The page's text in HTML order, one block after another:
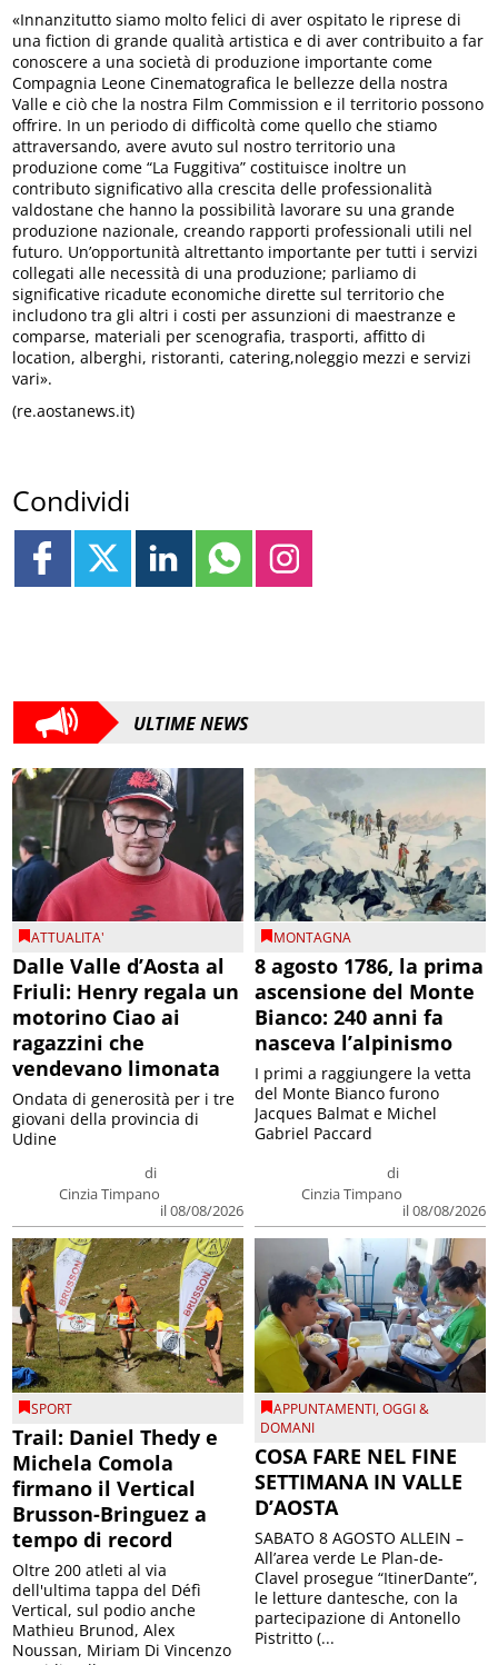
«Innanzitutto siamo molto felici di aver ospitato le riprese di
una fiction di grande qualità artistica e di aver contribuito a far
conoscere a una società di produzione importante come
Compagnia Leone Cinematografica le bellezze della nostra
Valle e ciò che la nostra Film Commission e il territorio possono
offrire. In un periodo di difficoltà come quello che stiamo
attraversando, avere avuto sul nostro territorio una
produzione come “La Fuggitiva” costituisce inoltre un
contributo significativo alla crescita delle professionalità
valdostane che hanno la possibilità lavorare su una grande
produzione nazionale, creando rapporti professionali utili nel
futuro. Un’opportunità altrettanto importante per tutti i servizi
collegati alle necessità di una produzione; parliamo di
significative ricadute economiche dirette sul territorio che
includono tra gli altri i costi per assunzioni di maestranze e
comparse, materiali per scenografia, trasporti, affitto di
location, alberghi, ristoranti, catering,noleggio mezzi e servizi
vari».
(re.aostanews.it)
Condividi
ULTIME NEWS
ATTUALITA'
Dalle Valle d’Aosta al
Friuli: Henry regala un
motorino Ciao ai
ragazzini che
vendevano limonata
di
Cinzia Timpano
il 08/08/2026
Ondata di generosità per i tre
giovani della provincia di
Udine
MONTAGNA
8 agosto 1786, la prima
ascensione del Monte
Bianco: 240 anni fa
nasceva l’alpinismo
di
Cinzia Timpano
il 08/08/2026
I primi a raggiungere la vetta
del Monte Bianco furono
Jacques Balmat e Michel
Gabriel Paccard
SPORT
Trail: Daniel Thedy e
Michela Comola
firmano il Vertical
Brusson-Bringuez a
tempo di record
Oltre 200 atleti al via
dell'ultima tappa del Défì
Vertical, sul podio anche
Mathieu Brunod, Alex
Noussan, Miriam Di Vincenzo
APPUNTAMENTI,OGGI &
DOMANI
COSA FARE NEL FINE
SETTIMANA IN VALLE
D’AOSTA
SABATO 8 AGOSTO ALLEIN –
All’area verde Le Plan-de-
Clavel prosegue “ItinerDante”,
le letture dantesche, con la
partecipazione di Antonello
Pistritto (...